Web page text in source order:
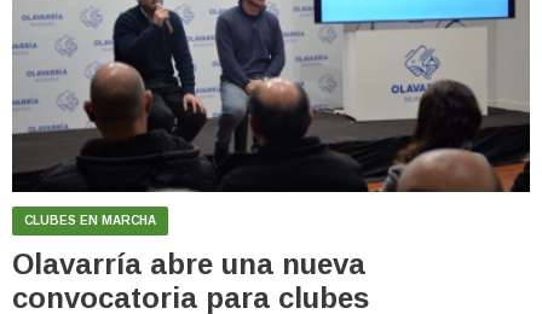
CLUBES EN MARCHA
Olavarría abre una nueva
convocatoria para clubes